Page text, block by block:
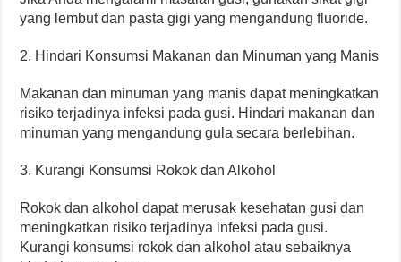
yang lembut dan pasta gigi yang mengandung fluoride.
2. Hindari Konsumsi Makanan dan Minuman yang Manis
Makanan dan minuman yang manis dapat meningkatkan
risiko terjadinya infeksi pada gusi. Hindari makanan dan
minuman yang mengandung gula secara berlebihan.
3. Kurangi Konsumsi Rokok dan Alkohol
Rokok dan alkohol dapat merusak kesehatan gusi dan
meningkatkan risiko terjadinya infeksi pada gusi.
Kurangi konsumsi rokok dan alkohol atau sebaiknya